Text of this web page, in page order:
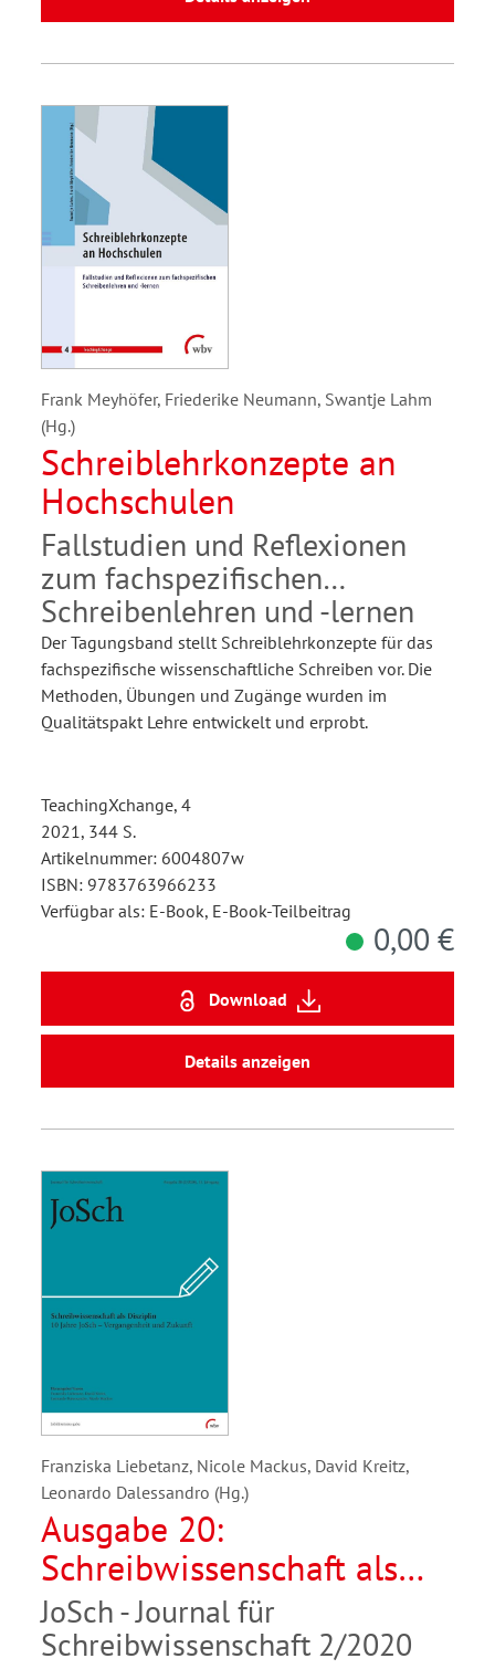
Frank Meyhöfer, Friederike Neumann, Swantje Lahm
(Hg.)
Schreiblehrkonzepte an
Hochschulen
Fallstudien und Reflexionen
zum fachspezifischen
Schreibenlehren und -lernen
Der Tagungsband stellt Schreiblehrkonzepte für das
fachspezifische wissenschaftliche Schreiben vor. Die
Methoden, Übungen und Zugänge wurden im
Qualitätspakt Lehre entwickelt und erprobt.
TeachingXchange, 4
2021, 344 S.
Artikelnummer: 6004807w
ISBN: 9783763966233
Verfügbar als: E-Book, E-Book-Teilbeitrag
0,00 €
Download
Details anzeigen
Franziska Liebetanz, Nicole Mackus, David Kreitz,
Leonardo Dalessandro (Hg.)
Ausgabe 20:
Schreibwissenschaft als
Disziplin. 10 Jahre JoSch -
Vergangenheit und Zukunft
JoSch - Journal für
Schreibwissenschaft 2/2020